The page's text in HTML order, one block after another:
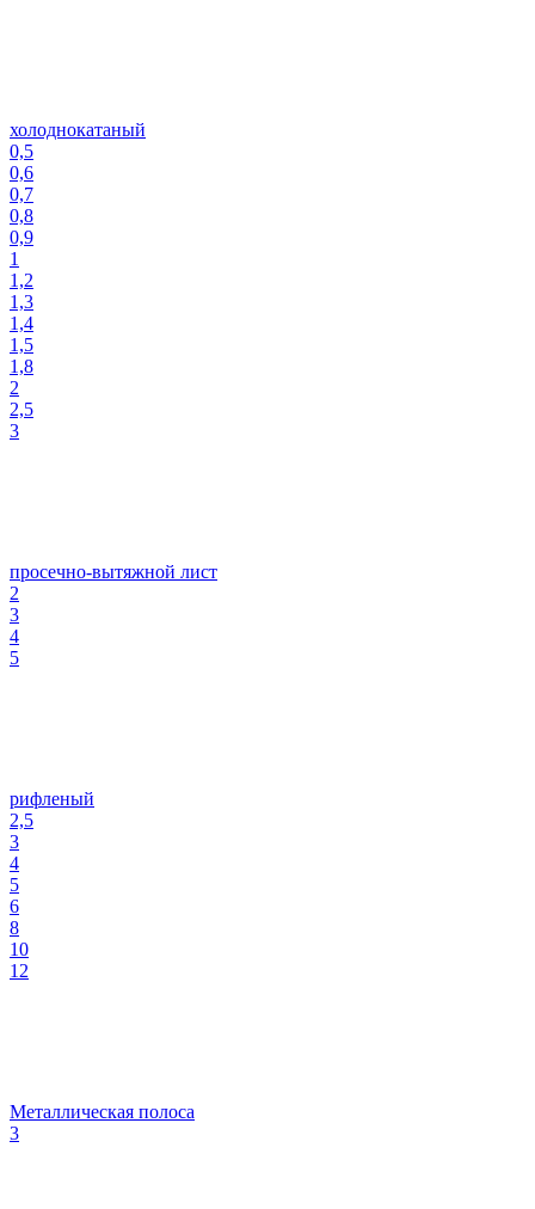
холоднокатаный
0,5
0,6
0,7
0,8
0,9
1
1,2
1,3
1,4
1,5
1,8
2
2,5
3
просечно-вытяжной лист
2
3
4
5
рифленый
2,5
3
4
5
6
8
10
12
Металлическая полоса
3